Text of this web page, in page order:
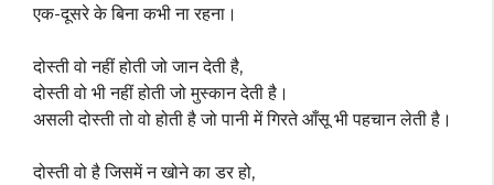
एक-दूसरे के बिना कभी ना रहना।
दोस्ती वो नहीं होती जो जान देती है,
दोस्ती वो भी नहीं होती जो मुस्कान देती है।
असली दोस्ती तो वो होती है जो पानी में गिरते आँसू भी पहचान लेती है।
दोस्ती वो है जिसमें न खोने का डर हो,